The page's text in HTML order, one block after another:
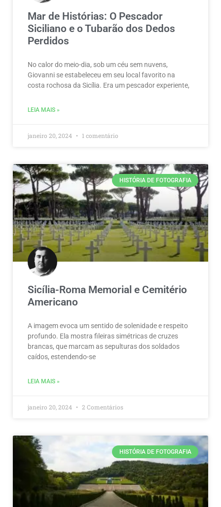
Mar de Histórias: O Pescador
Siciliano e o Tubarão dos Dedos
Perdidos
No calor do meio-dia, sob um céu sem nuvens,
Giovanni se estabeleceu em seu local favorito na
costa rochosa da Sicília. Era um pescador experiente,
LEIA MAIS »
janeiro 20, 2024 1 comentário
HISTÓRIA DE FOTOGRAFIA
Sicília-Roma Memorial e Cemitério
Americano
A imagem evoca um sentido de solenidade e respeito
profundo. Ela mostra fileiras simétricas de cruzes
brancas, que marcam as sepulturas dos soldados
caídos, estendendo-se
LEIA MAIS »
janeiro 20, 2024 2 Comentários
HISTÓRIA DE FOTOGRAFIA